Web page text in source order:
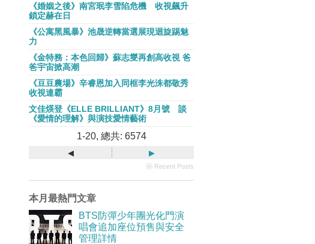
《婚姻之後》南宮珉李雪陷危機 收視飆升
鎖定赫在日
《公寓黑風暴》池晟逆轉當選展現迴旋踢魅
力
《金特務：本色回歸》蘇志燮再創高收視 爸
爸宇宙掀高潮
《豆豆農場》辛睿恩加入同框李光洙都敬秀
收視連霸
文佳煐登《ELLE BRILLIANT》8月號 談
《愛情的理解》與演技愛情藝術
1-20, 總共: 6574
◂ ▸
ⓦ Recent Posts
本月最熱門文章
BTS防彈少年團光化門演
唱會追加座位預售與安全
管理詳情